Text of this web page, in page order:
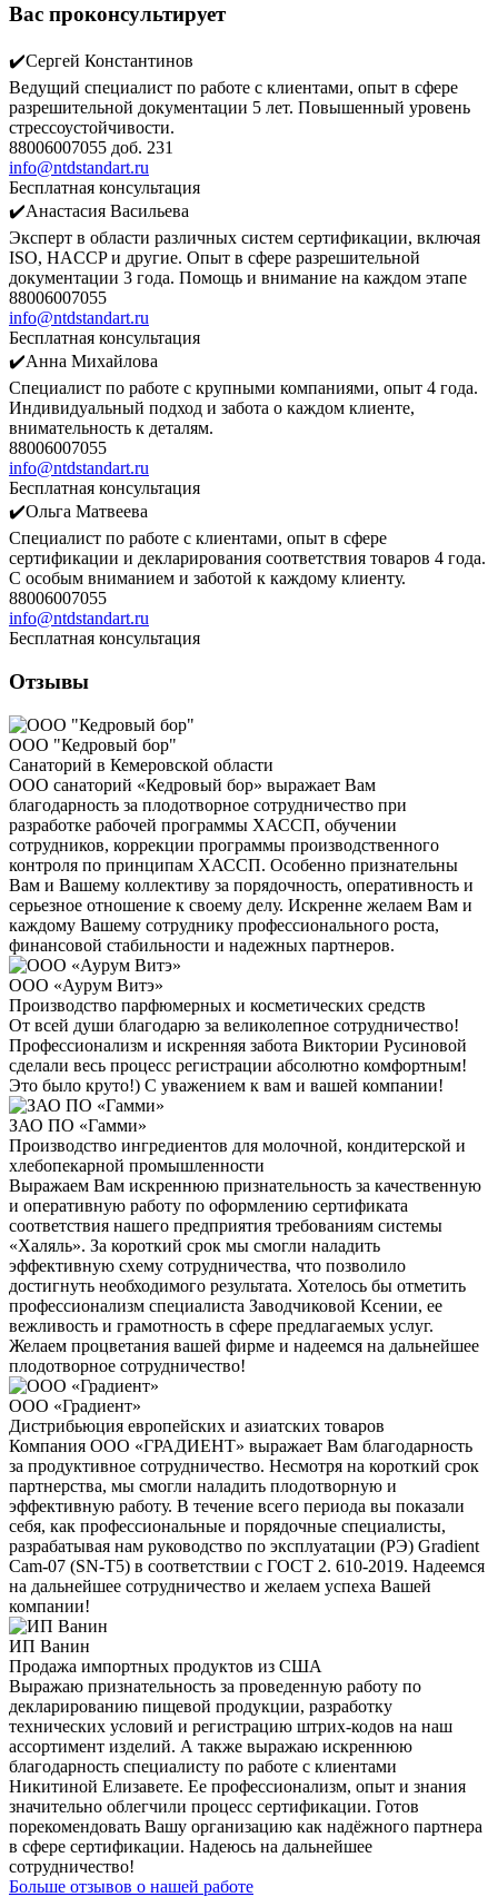
Вас проконсультирует
✔️Сергей Константинов
Ведущий специалист по работе с клиентами, опыт в сфере
разрешительной документации 5 лет. Повышенный уровень
стрессоустойчивости.
88006007055 доб. 231
info@ntdstandart.ru
Бесплатная консультация
✔️Анастасия Васильева
Эксперт в области различных систем сертификации, включая
ISO, HACCP и другие. Опыт в сфере разрешительной
документации 3 года. Помощь и внимание на каждом этапе
88006007055
info@ntdstandart.ru
Бесплатная консультация
✔️Анна Михайлова
Специалист по работе с крупными компаниями, опыт 4 года.
Индивидуальный подход и забота о каждом клиенте,
внимательность к деталям.
88006007055
info@ntdstandart.ru
Бесплатная консультация
✔️Ольга Матвеева
Специалист по работе с клиентами, опыт в сфере
сертификации и декларирования соответствия товаров 4 года.
С особым вниманием и заботой к каждому клиенту.
88006007055
info@ntdstandart.ru
Бесплатная консультация
Отзывы
ООО "Кедровый бор"
Санаторий в Кемеровской области
ООО санаторий «Кедровый бор» выражает Вам
благодарность за плодотворное сотрудничество при
разработке рабочей программы ХАССП, обучении
сотрудников, коррекции программы производственного
контроля по принципам ХАССП. Особенно признательны
Вам и Вашему коллективу за порядочность, оперативность и
серьезное отношение к своему делу. Искренне желаем Вам и
каждому Вашему сотруднику профессионального роста,
финансовой стабильности и надежных партнеров.
ООО «Аурум Витэ»
Производство парфюмерных и косметических средств
От всей души благодарю за великолепное сотрудничество!
Профессионализм и искренняя забота Виктории Русиновой
сделали весь процесс регистрации абсолютно комфортным!
Это было круто!) С уважением к вам и вашей компании!
ЗАО ПО «Гамми»
Производство ингредиентов для молочной, кондитерской и
хлебопекарной промышленности
Выражаем Вам искреннюю признательность за качественную
и оперативную работу по оформлению сертификата
соответствия нашего предприятия требованиям системы
«Халяль». За короткий срок мы смогли наладить
эффективную схему сотрудничества, что позволило
достигнуть необходимого результата. Хотелось бы отметить
профессионализм специалиста Заводчиковой Ксении, ее
вежливость и грамотность в сфере предлагаемых услуг.
Желаем процветания вашей фирме и надеемся на дальнейшее
плодотворное сотрудничество!
ООО «Градиент»
Дистрибьюция европейских и азиатских товаров
Компания ООО «ГРАДИЕНТ» выражает Вам благодарность
за продуктивное сотрудничество. Несмотря на короткий срок
партнерства, мы смогли наладить плодотворную и
эффективную работу. В течение всего периода вы показали
себя, как профессиональные и порядочные специалисты,
разрабатывая нам руководство по эксплуатации (РЭ) Gradient
Cam-07 (SN-T5) в соответствии с ГОСТ 2. 610-2019. Надеемся
на дальнейшее сотрудничество и желаем успеха Вашей
компании!
ИП Ванин
Продажа импортных продуктов из США
Выражаю признательность за проведенную работу по
декларированию пищевой продукции, разработку
технических условий и регистрацию штрих-кодов на наш
ассортимент изделий. А также выражаю искреннюю
благодарность специалисту по работе с клиентами
Никитиной Елизавете. Ее профессионализм, опыт и знания
значительно облегчили процесс сертификации. Готов
порекомендовать Вашу организацию как надёжного партнера
в сфере сертификации. Надеюсь на дальнейшее
сотрудничество!
Больше отзывов о нашей работе